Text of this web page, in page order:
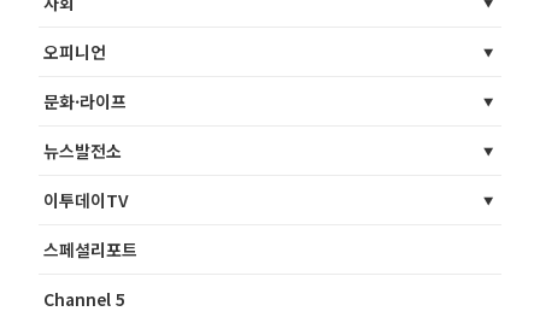
오피니언
문화·라이프
뉴스발전소
이투데이TV
스페셜리포트
Channel 5